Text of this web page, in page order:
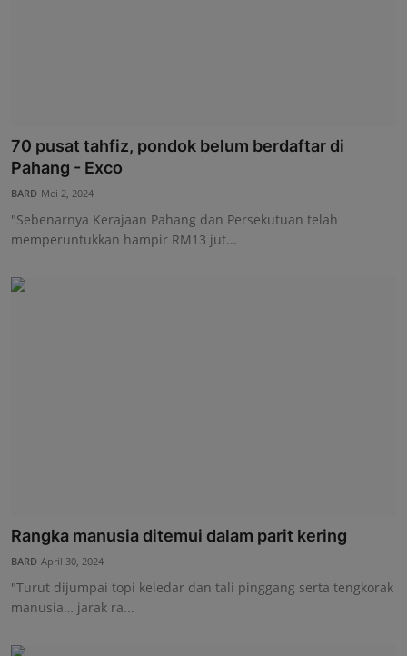
70 pusat tahfiz, pondok belum berdaftar di
Pahang - Exco
BARD Mei 2, 2024
"Sebenarnya Kerajaan Pahang dan Persekutuan telah
memperuntukkan hampir RM13 jut...
Rangka manusia ditemui dalam parit kering
BARD April 30, 2024
"Turut dijumpai topi keledar dan tali pinggang serta tengkorak
manusia… jarak ra...